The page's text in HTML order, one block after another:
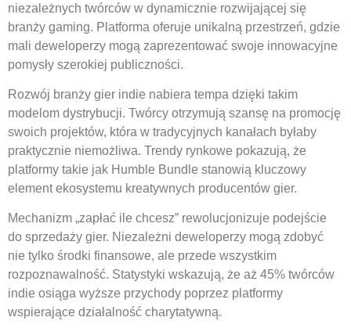
niezależnych twórców w dynamicznie rozwijającej się
branży gaming. Platforma oferuje unikalną przestrzeń, gdzie
mali deweloperzy mogą zaprezentować swoje innowacyjne
pomysły szerokiej publiczności.
Rozwój branży gier indie nabiera tempa dzięki takim
modelom dystrybucji. Twórcy otrzymują szansę na promocję
swoich projektów, która w tradycyjnych kanałach byłaby
praktycznie niemożliwa. Trendy rynkowe pokazują, że
platformy takie jak Humble Bundle stanowią kluczowy
element ekosystemu kreatywnych producentów gier.
Mechanizm „zapłać ile chcesz” rewolucjonizuje podejście
do sprzedaży gier. Niezależni deweloperzy mogą zdobyć
nie tylko środki finansowe, ale przede wszystkim
rozpoznawalność. Statystyki wskazują, że aż 45% twórców
indie osiąga wyższe przychody poprzez platformy
wspierające działalność charytatywną.